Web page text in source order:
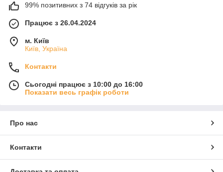
99% позитивних з 74 відгуків за рік
Працює з 26.04.2024
м. Київ
Київ, Україна
Контакти
Сьогодні працює з 10:00 до 16:00
Показати весь графік роботи
Про нас
Контакти